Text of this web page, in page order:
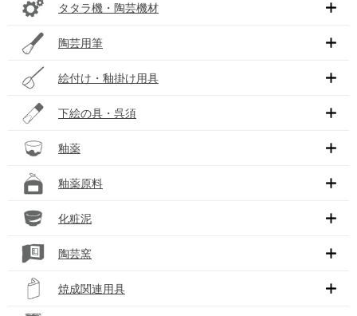
タタラ機・陶芸機材
陶芸用筆
絵付け・釉掛け用具
下絵の具・呉須
釉薬
釉薬原料
化粧泥
陶芸窯
焼成関連用具